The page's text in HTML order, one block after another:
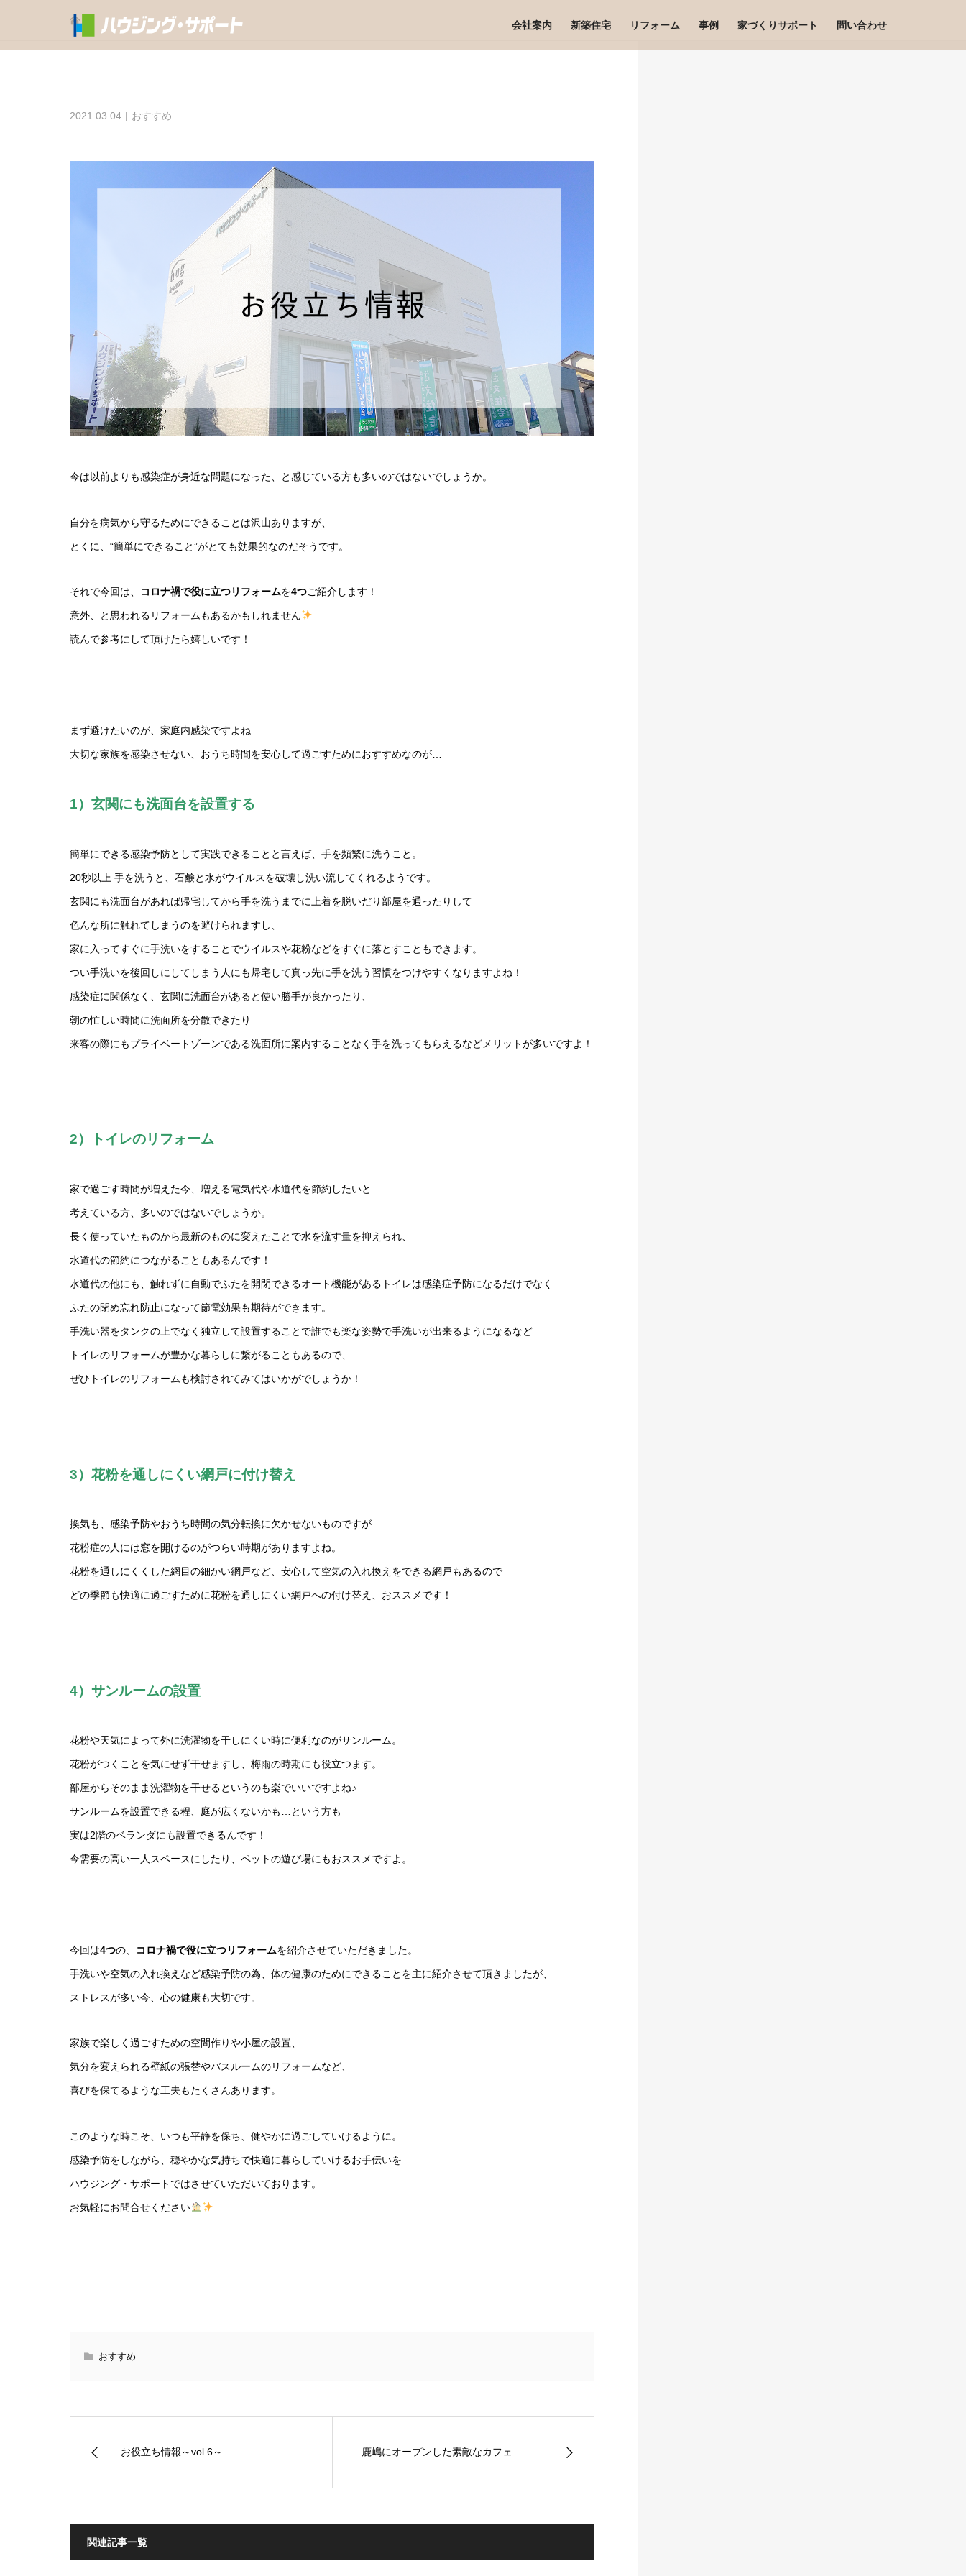
会社案内 新築住宅 リフォーム 事例 家づくりサポート 問い合わせ
2021.03.04 おすすめ
今は以前よりも感染症が身近な問題になった、と感じている方も多いのではないでしょうか。
自分を病気から守るためにできることは沢山ありますが、
とくに、“簡単にできること”がとても効果的なのだそうです。
それで今回は、 コロナ禍で役に立つリフォームを4つご紹介します！
意外、と思われるリフォームもあるかもしれません
読んで参考にして頂けたら嬉しいです！
まず避けたいのが、家庭内感染ですよね
大切な家族を感染させない、おうち時間を安心して過ごすためにおすすめなのが…
1）玄関にも洗面台を設置する
簡単にできる感染予防として実践できることと言えば、手を頻繁に洗うこと。
20秒以上 手を洗うと、石鹸と水がウイルスを破壊し洗い流してくれるようです。
玄関にも洗面台があれば帰宅してから手を洗うまでに上着を脱いだり部屋を通ったりして
色んな所に触れてしまうのを避けられますし、
家に入ってすぐに手洗いをすることでウイルスや花粉などをすぐに落とすこともできます。
つい手洗いを後回しにしてしまう人にも帰宅して真っ先に手を洗う習慣をつけやすくなりますよね！
感染症に関係なく、玄関に洗面台があると使い勝手が良かったり、
朝の忙しい時間に洗面所を分散できたり
来客の際にもプライベートゾーンである洗面所に案内することなく手を洗ってもらえるなどメリットが多いですよ！
2）トイレのリフォーム
家で過ごす時間が増えた今、増える電気代や水道代を節約したいと
考えている方、多いのではないでしょうか。
長く使っていたものから最新のものに変えたことで水を流す量を抑えられ、
水道代の節約につながることもあるんです！
水道代の他にも、触れずに自動でふたを開閉できるオート機能があるトイレは感染症予防になるだけでなく
ふたの閉め忘れ防止になって節電効果も期待ができます。
手洗い器をタンクの上でなく独立して設置することで誰でも楽な姿勢で手洗いが出来るようになるなど
トイレのリフォームが豊かな暮らしに繋がることもあるので、
ぜひトイレのリフォームも検討されてみてはいかがでしょうか！
3）花粉を通しにくい網戸に付け替え
換気も、感染予防やおうち時間の気分転換に欠かせないものですが
花粉症の人には窓を開けるのがつらい時期がありますよね。
花粉を通しにくくした網目の細かい網戸など、安心して空気の入れ換えをできる網戸もあるので
どの季節も快適に過ごすために花粉を通しにくい網戸への付け替え、おススメです！
4）サンルームの設置
花粉や天気によって外に洗濯物を干しにくい時に便利なのがサンルーム。
花粉がつくことを気にせず干せますし、梅雨の時期にも役立つます。
部屋からそのまま洗濯物を干せるというのも楽でいいですよね♪
サンルームを設置できる程、庭が広くないかも…という方も
実は2階のベランダにも設置できるんです！
今需要の高い一人スペースにしたり、ペットの遊び場にもおススメですよ。
今回は4つの、 コロナ禍で役に立つリフォームを紹介させていただきました。
手洗いや空気の入れ換えなど感染予防の為、体の健康のためにできることを主に紹介させて頂きましたが、
ストレスが多い今、心の健康も大切です。
家族で楽しく過ごすための空間作りや小屋の設置、
気分を変えられる壁紙の張替やバスルームのリフォームなど、
喜びを保てるような工夫もたくさんあります。
このような時こそ、いつも平静を保ち、健やかに過ごしていけるように。
感染予防をしながら、穏やかな気持ちで快適に暮らしていけるお手伝いを
ハウジング・サポートではさせていただいております。
お気軽にお問合せください
おすすめ
お役立ち情報～vol.6～ 鹿嶋にオープンした素敵なカフェ
関連記事一覧